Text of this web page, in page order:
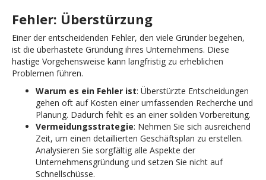
Fehler: Überstürzung
Einer der entscheidenden Fehler, den viele Gründer begehen,
ist die überhastete Gründung ihres Unternehmens. Diese
hastige Vorgehensweise kann langfristig zu erheblichen
Problemen führen.
Warum es ein Fehler ist: Überstürzte Entscheidungen
gehen oft auf Kosten einer umfassenden Recherche und
Planung. Dadurch fehlt es an einer soliden Vorbereitung.
Vermeidungsstrategie: Nehmen Sie sich ausreichend
Zeit, um einen detaillierten Geschäftsplan zu erstellen.
Analysieren Sie sorgfältig alle Aspekte der
Unternehmensgründung und setzen Sie nicht auf
Schnellschüsse.